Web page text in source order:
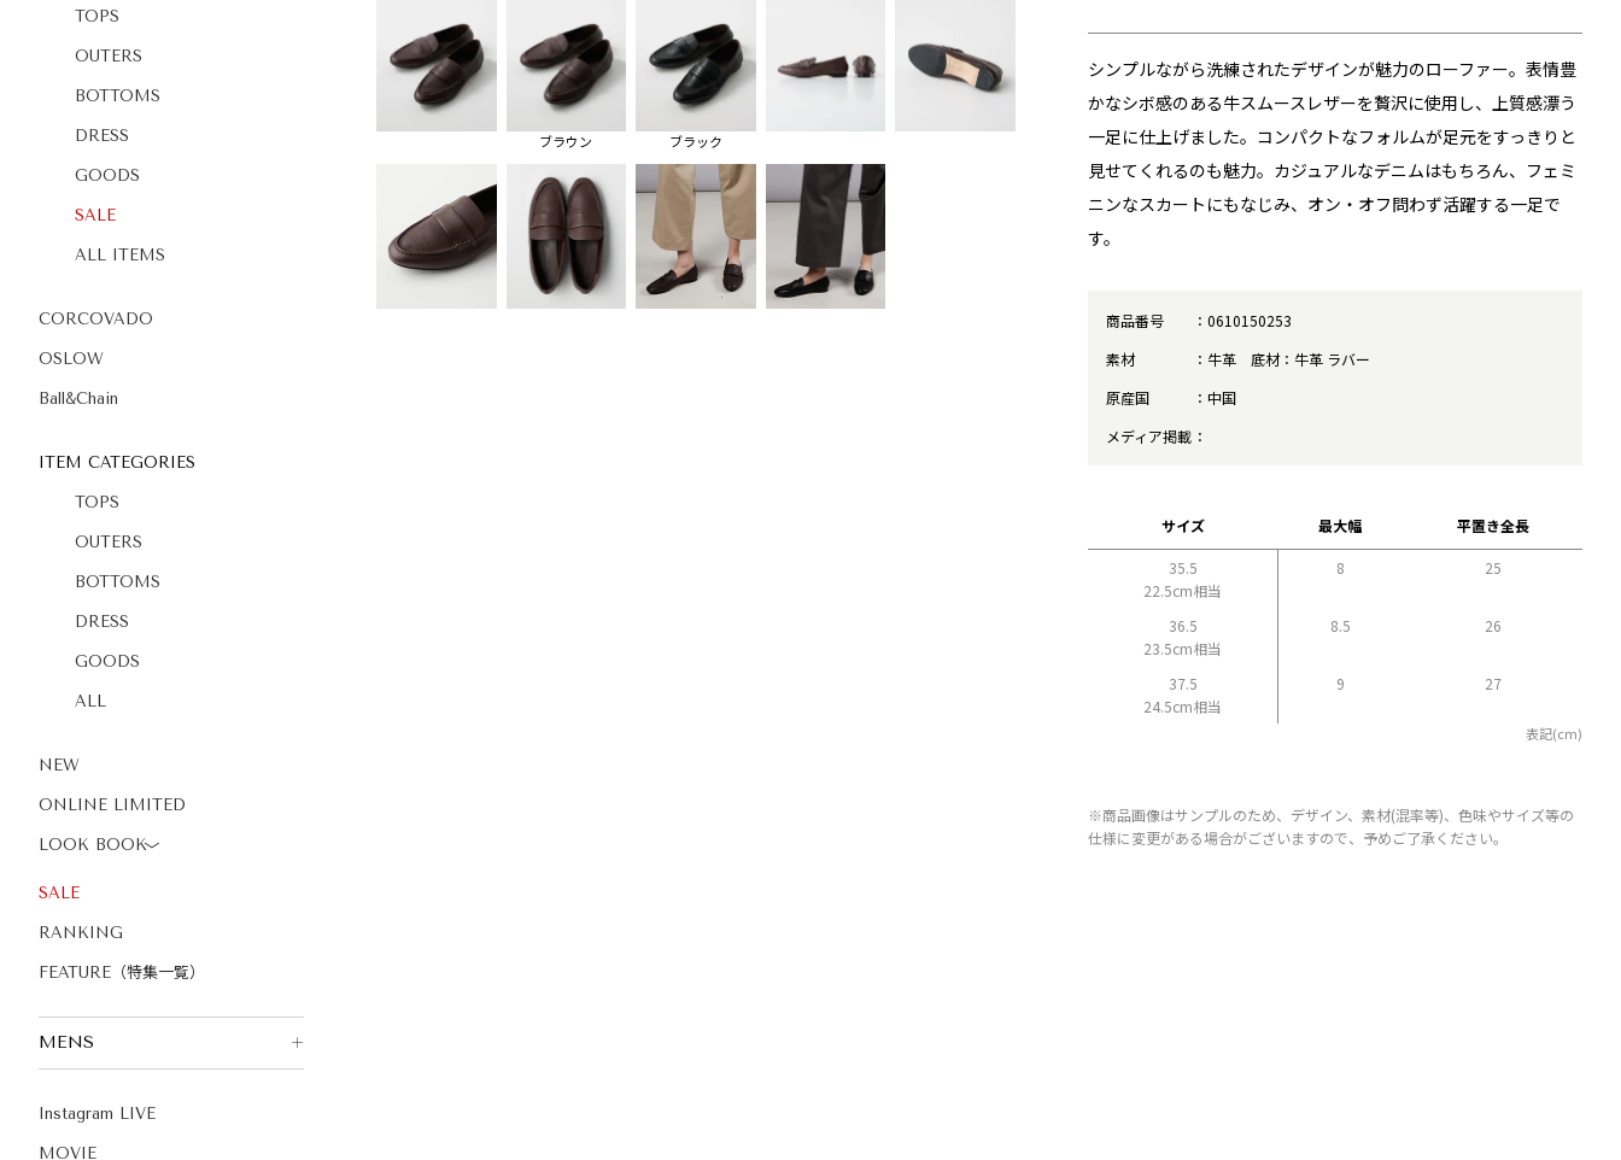
TOPS
OUTERS
BOTTOMS
DRESS
GOODS
SALE
ALL ITEMS
CORCOVADO
OSLOW
Ball&Chain
ITEM CATEGORIES
TOPS
OUTERS
BOTTOMS
DRESS
GOODS
ALL
NEW
ONLINE LIMITED
LOOK BOOK〉
SALE
RANKING
FEATURE（特集一覧）
MENS
Instagram LIVE
MOVIE
ブラウン ブラック
シンプルながら洗練されたデザインが魅力のローファー。表情豊
かなシボ感のある牛スムースレザーを贅沢に使用し、上質感漂う
一足に仕上げました。コンパクトなフォルムが足元をすっきりと
見せてくれるのも魅力。カジュアルなデニムはもちろん、フェミ
ニンなスカートにもなじみ、オン・オフ問わず活躍する一足で
す。
商品番号
0610150253
素材
牛革 底材：牛革 ラバー
原産国
中国
メディア掲載
サイズ 最大幅 平置き全長
35.5
22.5cm相当
8 25
36.5
23.5cm相当
8.5 26
37.5
24.5cm相当
9 27
表記(cm)
※商品画像はサンプルのため、デザイン、素材(混率等)、色味やサイズ等の
仕様に変更がある場合がございますので、予めご了承ください。